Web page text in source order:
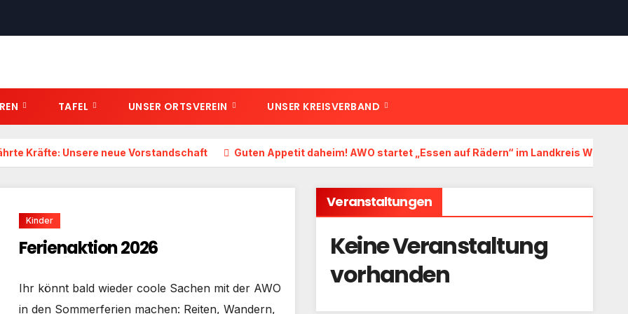
TAFEL UNSER ORTSVEREIN UNSER KREISVERBAND
Kräfte: Unsere neue Vorstandschaft Guten Appetit daheim! AWO startet „Essen auf Rädern“ im Landkreis
Kinder
Ferienaktion 2026
Ihr könnt bald wieder coole Sachen mit der AWO
in den Sommerferien machen: Reiten, Wandern,
Veranstaltungen
Keine Veranstaltung
vorhanden